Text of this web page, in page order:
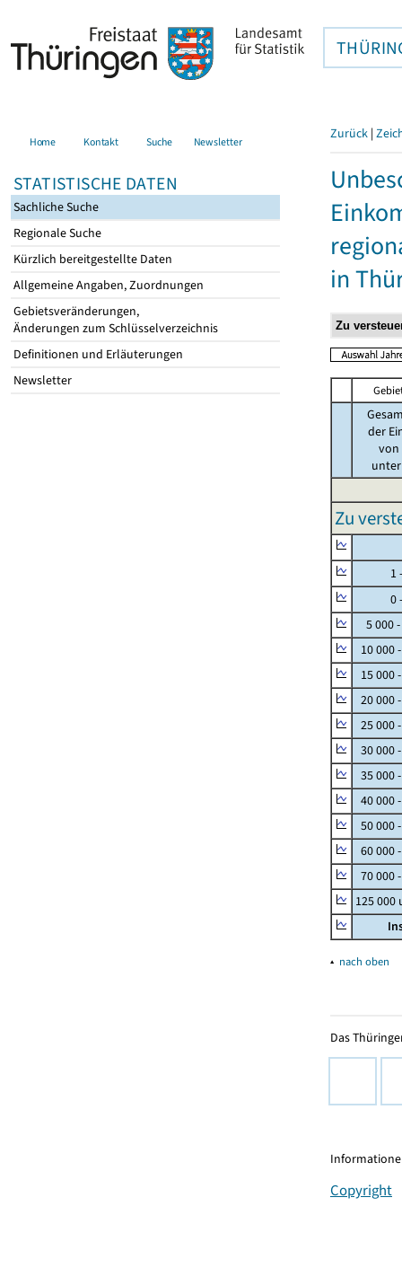
Home Kontakt Suche Newsletter
STATISTISCHE DATEN
Sachliche Suche
Regionale Suche
Kürzlich bereitgestellte Daten
Allgemeine Angaben, Zuordnungen
Gebietsveränderungen,
Änderungen zum Schlüsselverzeichnis
Definitionen und Erläuterungen
Newsletter
Zurück |
in
der
von
unter
Zu
1 -
0 -
5 000
10 000
15 000
20 000
25 000
30 000
35 000
40 000
50 000
60 000
70 000
125
▴ nach oben
Das
Copyright